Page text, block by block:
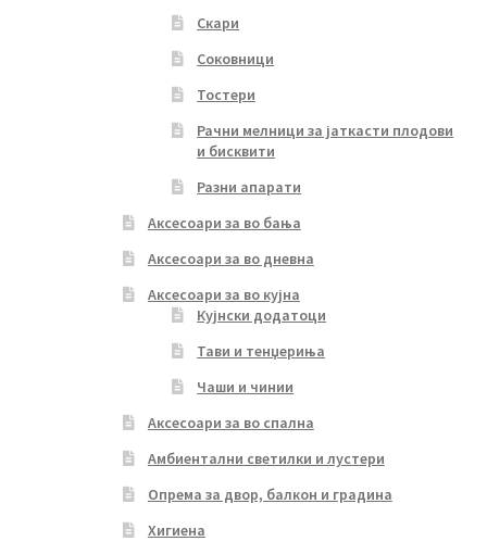
Скари
Соковници
Тостери
Рачни мелници за јаткасти плодови
и бисквити
Разни апарати
Аксесоари за во бања
Аксесоари за во дневна
Аксесоари за во кујна
Кујнски додатоци
Тави и тенџериња
Чаши и чинии
Аксесоари за во спална
Амбиентални светилки и лустери
Опрема за двор, балкон и градина
Хигиена